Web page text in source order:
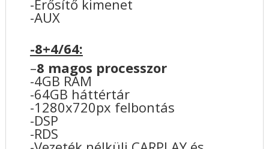
-Erősítő kimenet
-AUX
-8+4/64:
–8 magos processzor
-4GB RAM
-64GB háttértár
-1280x720px felbontás
-DSP
-RDS